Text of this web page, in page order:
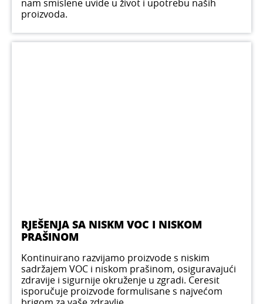
nam smislene uvide u život i upotrebu naših
proizvoda.
RJEŠENJA SA NISKM VOC I NISKOM
PRAŠINOM
Kontinuirano razvijamo proizvode s niskim
sadržajem VOC i niskom prašinom, osiguravajući
zdravije i sigurnije okruženje u zgradi. Ceresit
isporučuje proizvode formulisane s najvećom